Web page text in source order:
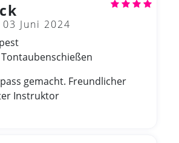
Juni 2024
gemacht. Freundlicher
Instruktor